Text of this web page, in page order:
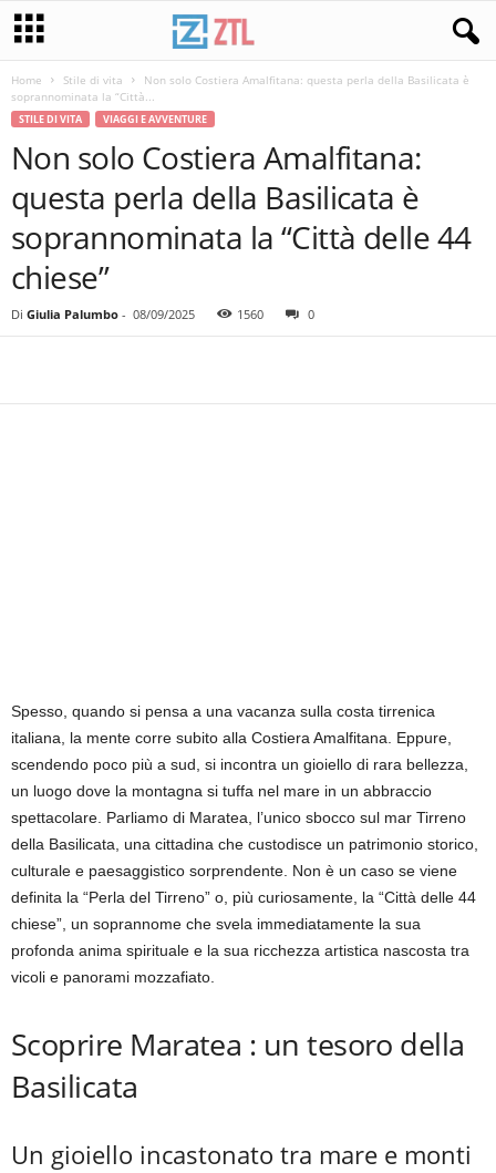
Home Stile di vita
Non solo Costiera Amalfitana: questa perla della Basilicata è
soprannominata la “Città...
STILE DI VITA VIAGGI E AVVENTURE
Non solo Costiera Amalfitana:
questa perla della Basilicata è
soprannominata la “Città delle 44
chiese”
Di Giulia Palumbo - 08/09/2025 1560 0
Spesso, quando si pensa a una vacanza sulla costa tirrenica
italiana, la mente corre subito alla Costiera Amalfitana. Eppure,
scendendo poco più a sud, si incontra un gioiello di rara bellezza,
un luogo dove la montagna si tuffa nel mare in un abbraccio
spettacolare. Parliamo di Maratea, l’unico sbocco sul mar Tirreno
della Basilicata, una cittadina che custodisce un patrimonio storico,
culturale e paesaggistico sorprendente. Non è un caso se viene
definita la “Perla del Tirreno” o, più curiosamente, la “Città delle 44
chiese”, un soprannome che svela immediatamente la sua
profonda anima spirituale e la sua ricchezza artistica nascosta tra
vicoli e panorami mozzafiato.
Scoprire Maratea : un tesoro della
Basilicata
Un gioiello incastonato tra mare e monti